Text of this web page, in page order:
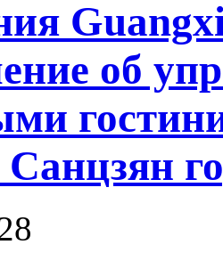
об
Санцзян